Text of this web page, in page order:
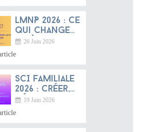
monde
LMNP 2026 : ce
qui change
après la
26 Juin 2026
SCI familiale
2026 : créer,
gérer et
19 Juin 2026